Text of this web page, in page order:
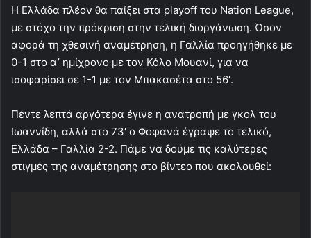
Η Ελλάδα πλέον θα παίξει στα playoff του Nation League,
με στόχο την πρόκριση στην τελική διοργάνωση. Όσον
αφορά τη χθεσινή αναμέτρηση, η Γαλλία προηγήθηκε με
0-1 στο α’ ημίχρονο με τον Κόλο Μουανί, για να
ισοφαρίσει σε 1-1 με τον Μπακασέτα στο 56′.
Πέντε λεπτά αργότερα έγινε η ανατροπή με γκολ του
Ιωαννίδη, αλλά στο 73′ ο Φοφανά έγραψε το τελικό,
Ελλάδα – Γαλλία 2-2. Πάμε να δούμε τις καλύτερες
στιγμές της αναμέτρησης στο βίντεο που ακολουθεί: